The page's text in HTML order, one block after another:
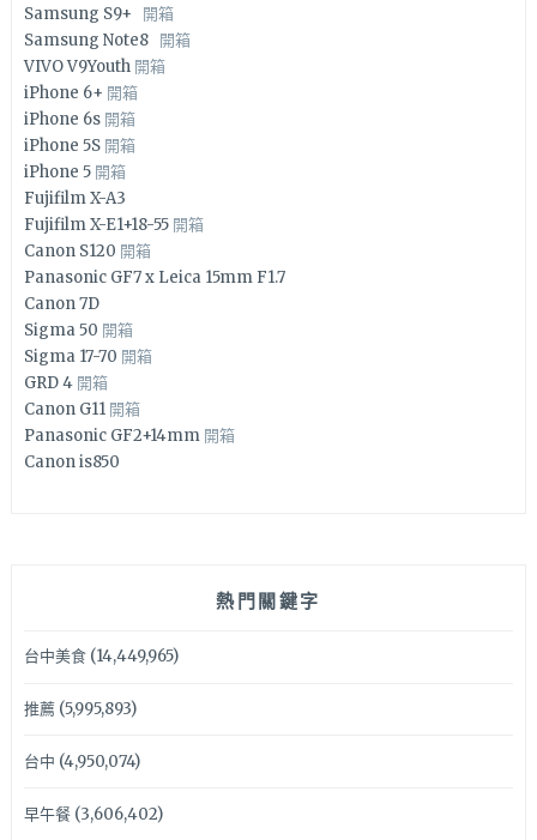
Samsung S9+ 開箱
Samsung Note8 開箱
VIVO V9Youth 開箱
iPhone 6+ 開箱
iPhone 6s 開箱
iPhone 5S 開箱
iPhone 5 開箱
Fujifilm X-A3
Fujifilm X-E1+18-55 開箱
Canon S120 開箱
Panasonic GF7 x Leica 15mm F1.7
Canon 7D
Sigma 50 開箱
Sigma 17-70 開箱
GRD 4 開箱
Canon G11 開箱
Panasonic GF2+14mm 開箱
Canon is850
熱門關鍵字
台中美食(14,449,965)
推薦(5,995,893)
台中 (4,950,074)
早午餐(3,606,402)